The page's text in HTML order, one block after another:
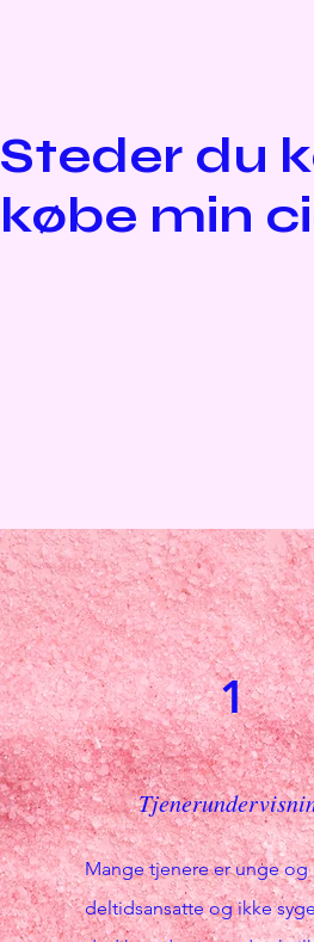
Steder du
købe min
1
Mange tjenere er unge og
deltidsansatte og ikke